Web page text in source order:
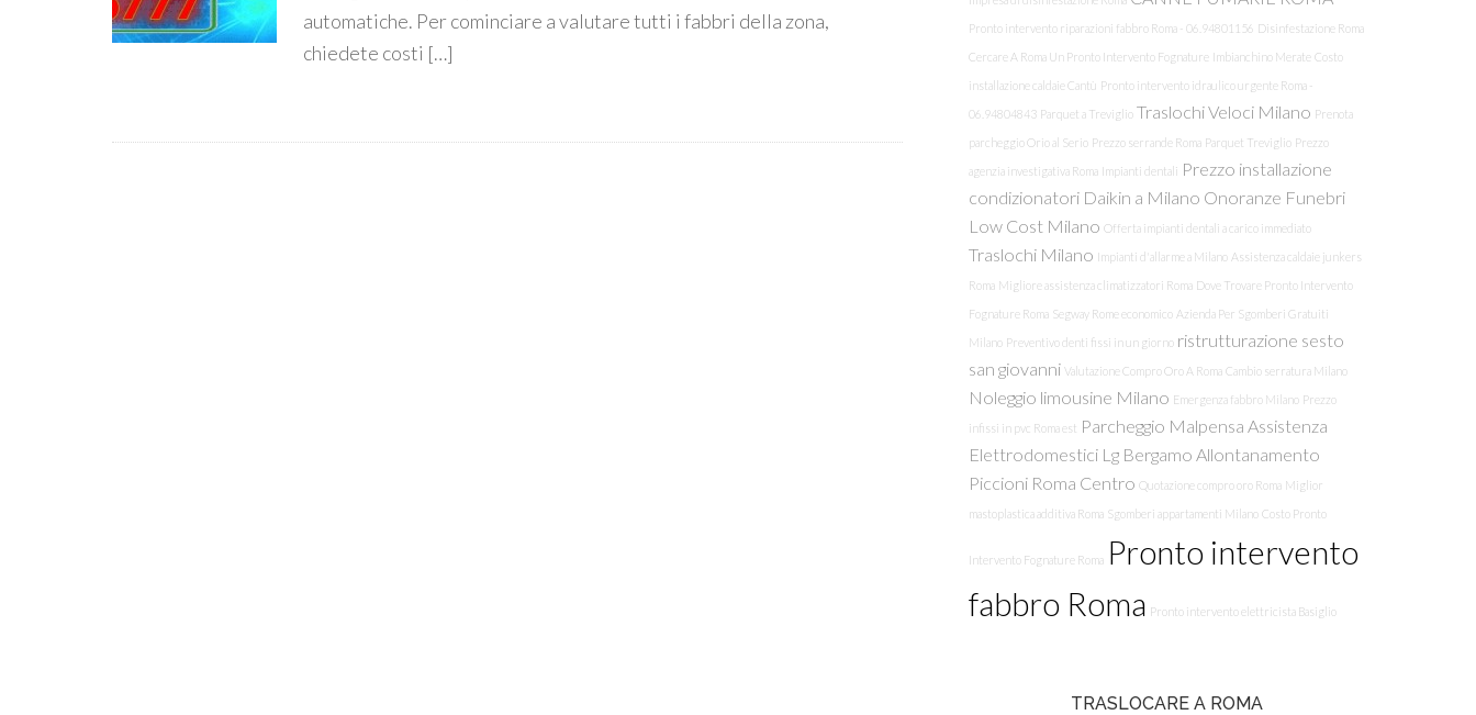
automatiche. Per cominciare a valutare tutti i fabbri della zona,
chiedete costi […]
Pronto intervento riparazioni fabbro Roma - 06.94801156 Disinfestazione Roma
Cercare A Roma Un Pronto Intervento Fognature Imbianchino Merate Costo
installazione caldaie Cantù Pronto intervento idraulico urgente Roma -
06.94804843 Parquet a Treviglio Traslochi Veloci Milano Prenota
parcheggio Orio al Serio Prezzo serrande Roma Parquet Treviglio Prezzo
agenzia investigativa Roma Impianti dentali Prezzo installazione
condizionatori Daikin a Milano Onoranze Funebri
Low Cost Milano Offerta impianti dentali a carico immediato
Traslochi Milano Impianti d'allarme a Milano Assistenza caldaie junkers
Roma Migliore assistenza climatizzatori Roma Dove Trovare Pronto Intervento
Fognature Roma Segway Rome economico Azienda Per Sgomberi Gratuiti
Milano Preventivo denti fissi in un giorno ristrutturazione sesto
san giovanni Valutazione Compro Oro A Roma Cambio serratura Milano
Noleggio limousine Milano Emergenza fabbro Milano Prezzo
infissi in pvc Roma est Parcheggio Malpensa Assistenza
Elettrodomestici Lg Bergamo Allontanamento
Piccioni Roma Centro Quotazione compro oro Roma Miglior
mastoplastica additiva Roma Sgomberi appartamenti Milano Costo Pronto
Intervento Fognature Roma Pronto intervento
fabbro Roma Pronto intervento elettricista Basiglio
TRASLOCARE A ROMA